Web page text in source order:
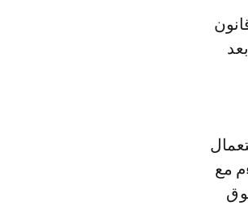
مشروع قانون
مع